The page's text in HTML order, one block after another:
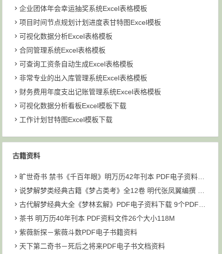
企业团体年会幸运抽奖系统Excel表格模板
项目时间节点规划计划进度表甘特图Excel模板
可视化数据分析Excel表格模板
合同管理系统Excel表格模板
可查询工资条自动生成Excel表格模板
非常专业的出入库管理系统Excel表格模板
财务费用年度支出记账管理系统Excel表格模板
可视化数据分析看板Excel模板下载
工作计划甘特图Excel模板下载
古籍资料
旷世奇书 禁书《千百年眼》明万历42年刊本 PDF电子资料下载
说梦解梦类经典古籍《梦占类考》全12卷 明代张凤翼编撰 PDF共6个文件93M下载
古代解梦经典大全《梦林玄解》PDF电子资料下载 9个PDF文件 大小为211M
茶书 明万历40年刊本 PDF资料文件26个大小118M
紫薇新探－紫薇斗数PDF电子书籍资料
天下第二奇书－死后之将来PDF电子书文档资料